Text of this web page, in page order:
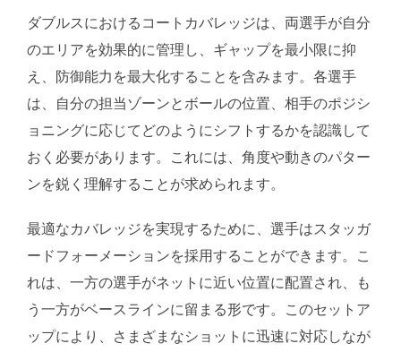
ダブルスにおけるコートカバレッジは、両選手が自分
のエリアを効果的に管理し、ギャップを最小限に抑
え、防御能力を最大化することを含みます。各選手
は、自分の担当ゾーンとボールの位置、相手のポジシ
ョニングに応じてどのようにシフトするかを認識して
おく必要があります。これには、角度や動きのパター
ンを鋭く理解することが求められます。
最適なカバレッジを実現するために、選手はスタッガ
ードフォーメーションを採用することができます。こ
れは、一方の選手がネットに近い位置に配置され、も
う一方がベースラインに留まる形です。このセットア
ップにより、さまざまなショットに迅速に対応しなが